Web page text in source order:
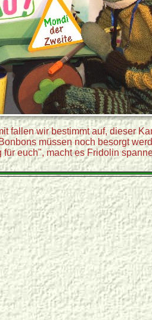
fallen wir bestimmt auf, dieser
müssen noch besorgt
euch", macht es Fridolin